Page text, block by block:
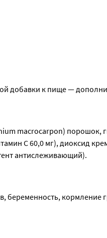
добавки к пище —
macrocarpon) порошок,
С 60,0 мг), диоксид
антислеживающий).
беременность, кормление